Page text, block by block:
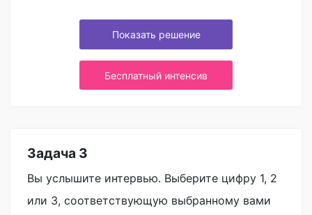
Показать решение
Бесплатный интенсив
Задача 3
Вы услышите интервью. Выберите цифру 1, 2
или 3, соответствующую выбранному вами